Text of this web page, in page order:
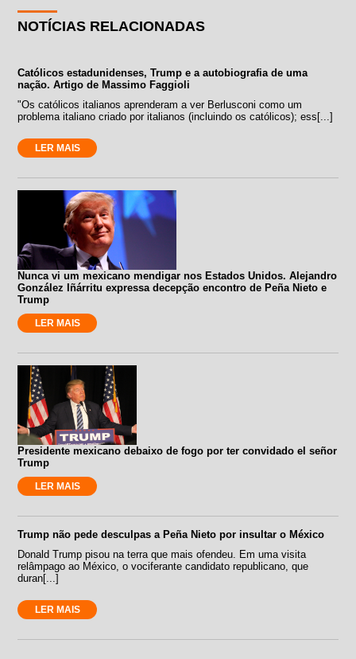
NOTÍCIAS RELACIONADAS
Católicos estadunidenses, Trump e a autobiografia de uma
nação. Artigo de Massimo Faggioli
"Os católicos italianos aprenderam a ver Berlusconi como um
problema italiano criado por italianos (incluindo os católicos); ess[...]
LER MAIS
Nunca vi um mexicano mendigar nos Estados Unidos. Alejandro
González Iñárritu expressa decepção encontro de Peña Nieto e
Trump
LER MAIS
Presidente mexicano debaixo de fogo por ter convidado el señor
Trump
LER MAIS
Trump não pede desculpas a Peña Nieto por insultar o México
Donald Trump pisou na terra que mais ofendeu. Em uma visita
relâmpago ao México, o vociferante candidato republicano, que
duran[...]
LER MAIS